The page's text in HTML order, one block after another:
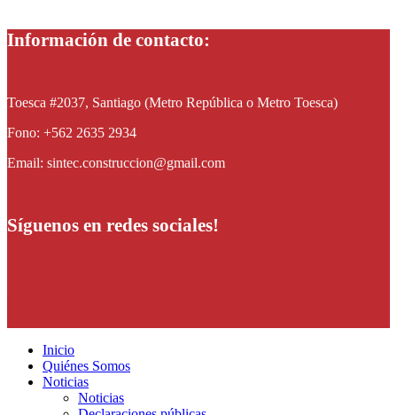
Información de contacto:
Toesca #2037, Santiago (Metro República o Metro Toesca)
Fono: +562 2635 2934
Email: sintec.construccion@gmail.com
Síguenos en redes sociales!
Inicio
Quiénes Somos
Noticias
Noticias